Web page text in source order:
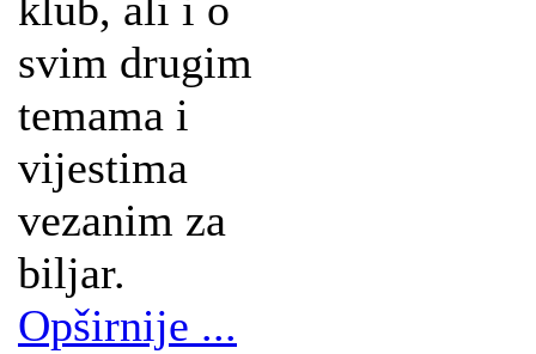
klub, ali i o
svim drugim
temama i
vijestima
vezanim za
biljar.
Opširnije ...